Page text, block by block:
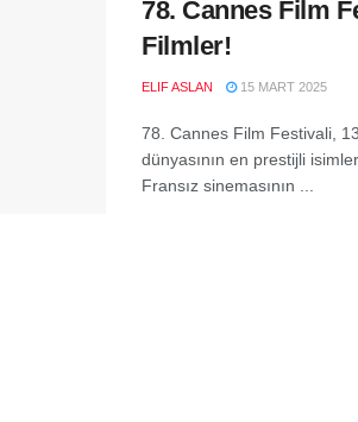
78. Cannes Film
Filmler!
ELIF ASLAN 15 MART 2025
78. Cannes Film Festivali,
dünyasının en prestijli
Fransız sinemasının ...